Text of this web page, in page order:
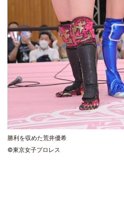
勝利を収めた荒井優希
©東京女子プロレス